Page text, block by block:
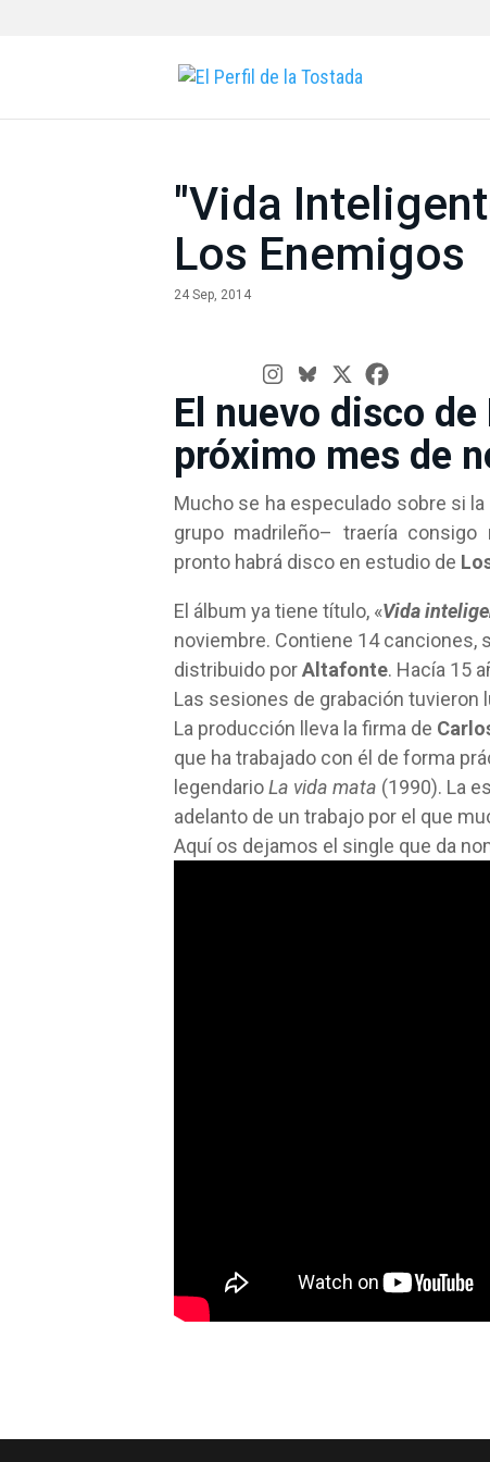
"Vida
Los Enemigos
24 Sep, 2014
El nuevo disco de
próximo mes de
Mucho se ha especulado sobre si
grupo madrileño– traería
pronto habrá disco en estudio de
El álbum ya tiene título, «Vida
noviembre. Contiene 14 canciones,
distribuido porAltafonte. Hacía 15
Las sesiones de grabación
La producción lleva la firma de
que ha trabajado con él de forma
legendarioLa vida mata (1990). La
adelanto de un trabajo por el que
Aquí os dejamos el single que da